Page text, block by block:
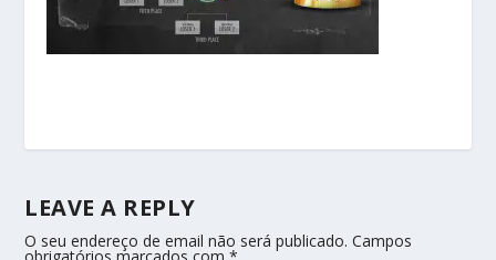
LEAVE A REPLY
O seu endereço de email não será publicado. Campos